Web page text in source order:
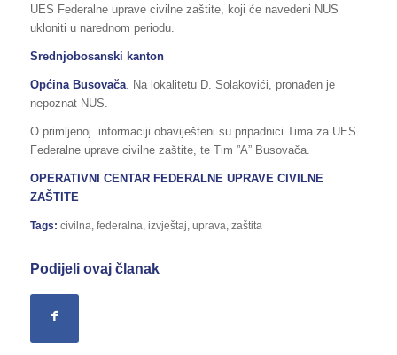
UES Federalne uprave civilne zaštite, koji će navedeni NUS
ukloniti u narednom periodu.
Srednjobosanski kanton
OpćinaBusovača. Na lokalitetu D. Solakovići, pronađen je
nepoznat NUS.
O primljenoj informaciji obaviješteni su pripadnici Tima za UES
Federalne uprave civilne zaštite, te Tim ”A” Busovača.
OPERATIVNI CENTAR FEDERALNE UPRAVE CIVILNE
ZAŠTITE
Tags: civilna federalna izvještaj uprava zaštita
Podijeli ovaj članak